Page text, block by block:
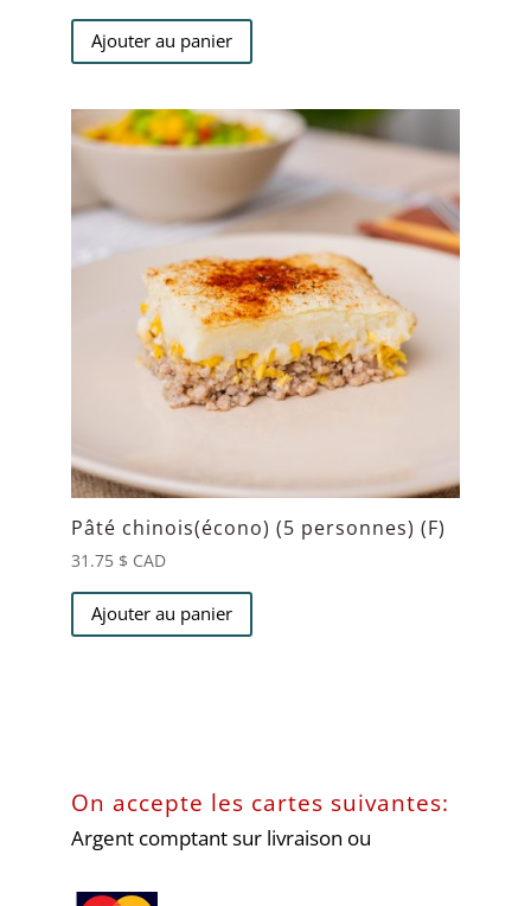
Ajouter au panier
Pâté chinois(écono) (5 personnes) (F)
31.75 $ CAD
Ajouter au panier
On accepte les cartes suivantes:
Argent comptant sur livraison ou